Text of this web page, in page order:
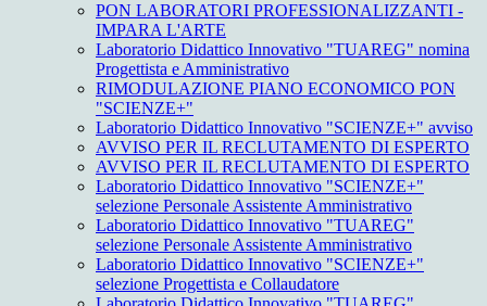
PON LABORATORI PROFESSIONALIZZANTI -
IMPARA L'ARTE
Laboratorio Didattico Innovativo "TUAREG" nomina
Progettista e Amministrativo
RIMODULAZIONE PIANO ECONOMICO PON
"SCIENZE+"
Laboratorio Didattico Innovativo "SCIENZE+" avviso
AVVISO PER IL RECLUTAMENTO DI ESPERTO
AVVISO PER IL RECLUTAMENTO DI ESPERTO
Laboratorio Didattico Innovativo "SCIENZE+"
selezione Personale Assistente Amministrativo
Laboratorio Didattico Innovativo "TUAREG"
selezione Personale Assistente Amministrativo
Laboratorio Didattico Innovativo "SCIENZE+"
selezione Progettista e Collaudatore